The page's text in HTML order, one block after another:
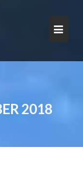
2018